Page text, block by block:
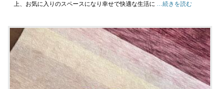
上、お気に入りのスペースになり幸せで快適な生活に …続きを読む